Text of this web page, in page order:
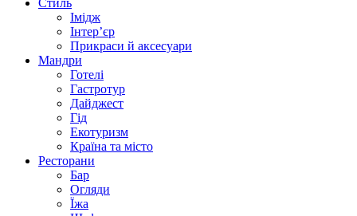
Стиль
Імідж
Інтер’єр
Прикраси й аксесуари
Мандри
Готелі
Гастротур
Дайджест
Гід
Екотуризм
Країна та місто
Ресторани
Бар
Огляди
Їжа